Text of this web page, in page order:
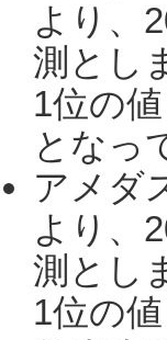
より、
測とし
1位の
となっ
アメダ
より、
測とし
1位の